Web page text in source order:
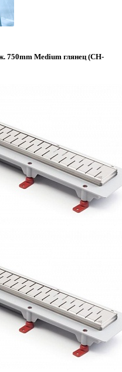
750mm Medium глянец (CH-